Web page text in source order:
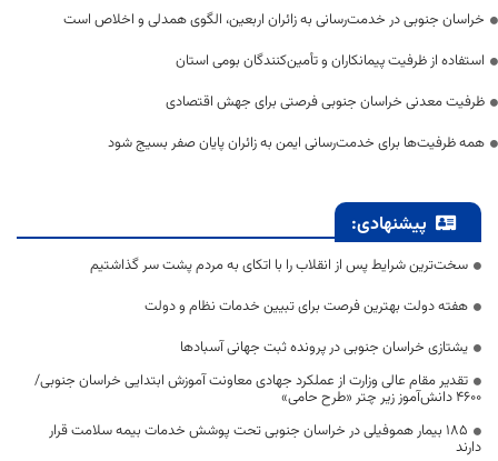
خراسان جنوبی در خدمت‌رسانی به زائران اربعین، الگوی همدلی و اخلاص است
استفاده از ظرفیت پیمانکاران و تأمین‌کنندگان بومی استان
ظرفیت معدنی خراسان جنوبی فرصتی برای جهش اقتصادی
همه ظرفیت‌ها برای خدمت‌رسانی ایمن به زائران پایان صفر بسیج شود
پیشنهادی:
سخت‌ترین شرایط پس از انقلاب را با اتکای به مردم پشت سر گذاشتیم
هفته دولت بهترین فرصت برای تبیین خدمات نظام و دولت
یشتازی خراسان جنوبی در پرونده ثبت جهانی آسبادها
تقدیر مقام عالی وزارت از عملکرد جهادی معاونت آموزش ابتدایی خراسان جنوبی/
۴۶۰۰ دانش‌آموز زیر چتر «طرح حامی»
۱۸۵ بیمار هموفیلی در خراسان جنوبی تحت پوشش خدمات بیمه سلامت قرار
دارند